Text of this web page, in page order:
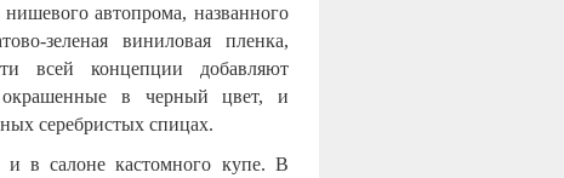
автопрома, названного
зеленая виниловая пленка,
всей концепции добавляют
окрашенные в черный цвет, и
серебристых спицах.
и в салоне кастомного купе. В